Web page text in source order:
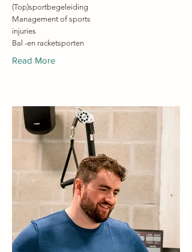
(Top)sportbegeleiding
Management of sports
injuries
Bal -en racketsporten
Read More